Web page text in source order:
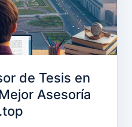
de Tesis en
Asesoría